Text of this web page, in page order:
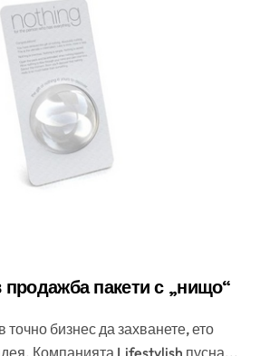
пакети с „нищо“
Компанията Lifestylish пусна...